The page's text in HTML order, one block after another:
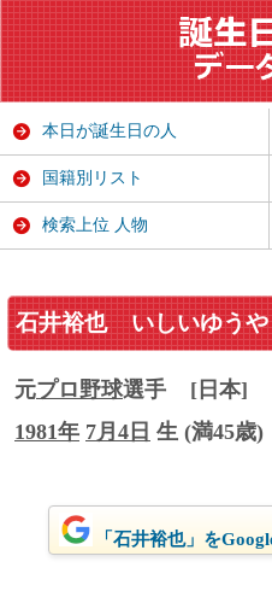
石井裕也 いしいゆうや
元プロ野球選手
[日本]
1981年 7月4日 生 (満45歳)
「石井裕也」を
本日が誕生日の人
国籍別リスト
検索上位 人物